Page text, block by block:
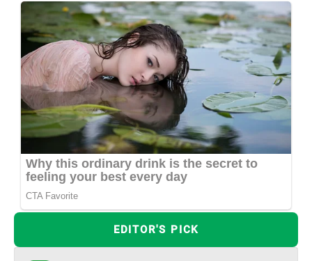
EDITOR'S PICK